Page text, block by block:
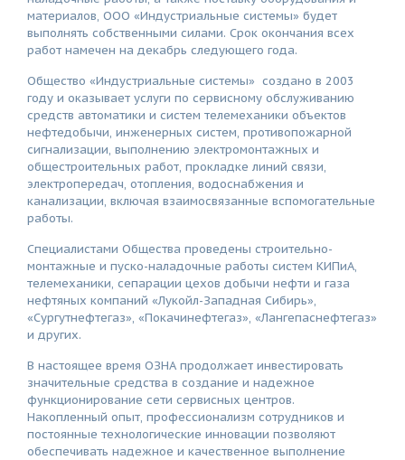
материалов, ООО «Индустриальные системы» будет
выполнять собственными силами. Срок окончания всех
работ намечен на декабрь следующего года.
Общество «Индустриальные системы» создано в 2003
году и оказывает услуги по сервисному обслуживанию
средств автоматики и систем телемеханики объектов
нефтедобычи, инженерных систем, противопожарной
сигнализации, выполнению электромонтажных и
общестроительных работ, прокладке линий связи,
электропередач, отопления, водоснабжения и
канализации, включая взаимосвязанные вспомогательные
работы.
Специалистами Общества проведены строительно-
монтажные и пуско-наладочные работы систем КИПиА,
телемеханики, сепарации цехов добычи нефти и газа
нефтяных компаний «Лукойл-Западная Сибирь»,
«Сургутнефтегаз», «Покачинефтегаз», «Лангепаснефтегаз»
и других.
В настоящее время ОЗНА продолжает инвестировать
значительные средства в создание и надежное
функционирование сети сервисных центров.
Накопленный опыт, профессионализм сотрудников и
постоянные технологические инновации позволяют
обеспечивать надежное и качественное выполнение